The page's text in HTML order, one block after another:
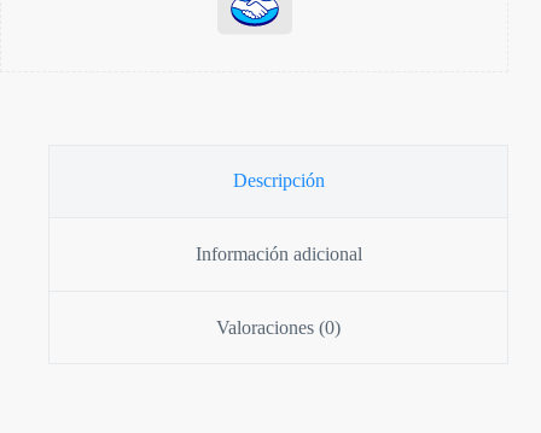
Descripción
Información adicional
Valoraciones (0)